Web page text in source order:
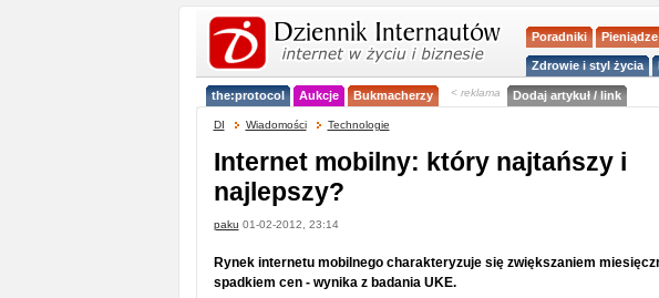
Poradniki Pieniądze
Zdrowie i styl życia
the:protocol Aukcje Bukmacherzy < reklama Dodaj artykuł / link
DI Wiadomości Technologie
Internet mobilny: który najtańszy i
najlepszy?
paku 01-02-2012, 23:14
Rynek internetu mobilnego charakteryzuje się zwiększaniem
spadkiem cen - wynika z badania UKE.